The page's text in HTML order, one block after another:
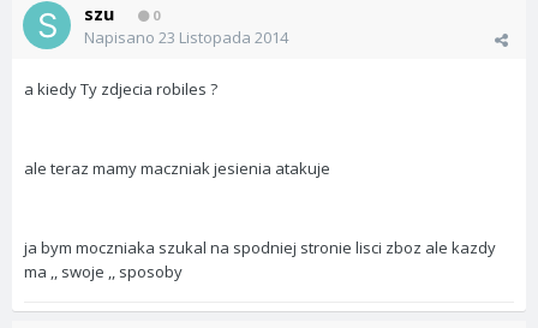
szu 0
Napisano 23 Listopada 2014
a kiedy Ty zdjecia robiles ?
ale teraz mamy maczniak jesienia atakuje
ja bym moczniaka szukal na spodniej stronie lisci zboz ale kazdy
ma ,, swoje ,, sposoby